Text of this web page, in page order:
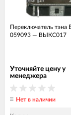
Переключатель тэна
059093 — ВЫКС017
Уточняйте цену у
менеджера
Нет в наличии